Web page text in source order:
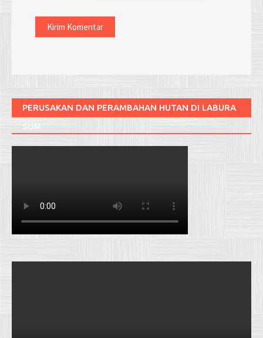
PERUSAKAN DAN PERAMBAHAN HUTAN DI LABURA
SUM